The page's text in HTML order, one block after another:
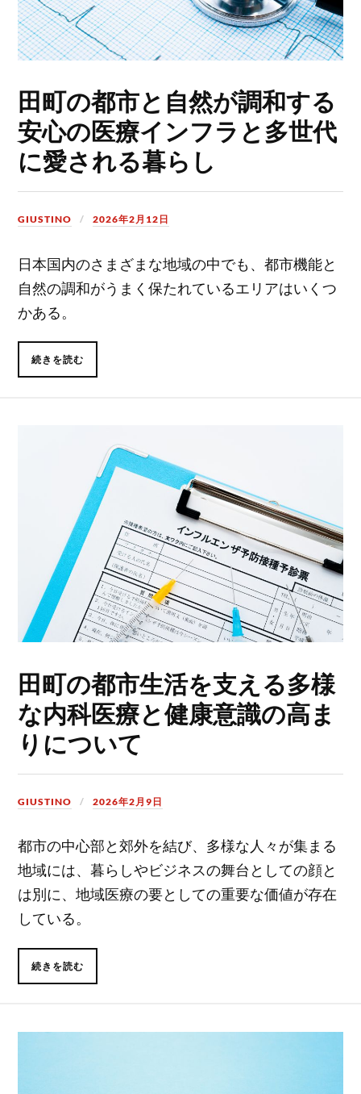
田町の都市と自然が調和する
安心の医療インフラと多世代
に愛される暮らし
GIUSTINO 2026年2月12日
日本国内のさまざまな地域の中でも、都市機能と
自然の調和がうまく保たれているエリアはいくつ
かある。
続きを読む
田町の都市生活を支える多様
な内科医療と健康意識の高ま
りについて
GIUSTINO 2026年2月9日
都市の中心部と郊外を結び、多様な人々が集まる
地域には、暮らしやビジネスの舞台としての顔と
は別に、地域医療の要としての重要な価値が存在
している。
続きを読む